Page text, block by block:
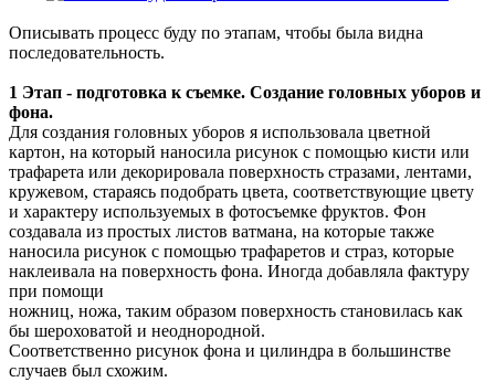
Описывать процесс буду по этапам, чтобы была видна
последовательность.
1 Этап - подготовка к съемке. Создание головных уборов и
фона.
Для создания головных уборов я использовала цветной
картон, на который наносила рисунок с помощью кисти или
трафарета или декорировала поверхность стразами, лентами,
кружевом, стараясь подобрать цвета, соответствующие цвету
и характеру используемых в фотосъемке фруктов. Фон
создавала из простых листов ватмана, на которые также
наносила рисунок с помощью трафаретов и страз, которые
наклеивала на поверхность фона. Иногда добавляла фактуру
при помощи
ножниц, ножа, таким образом поверхность становилась как
бы шероховатой и неоднородной.
Соответственно рисунок фона и цилиндра в большинстве
случаев был схожим.